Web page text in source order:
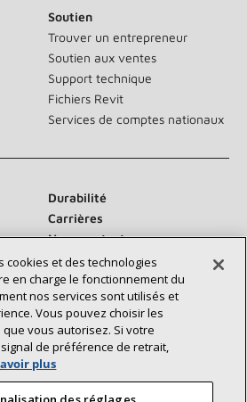
Soutien
Trouver un entrepreneur
Soutien aux ventes
Support technique
Fichiers Revit
Services de comptes nationaux
Durabilité
Carrières
Nous contacter
:
cookies et des technologies
en charge le fonctionnement du
nos services sont utilisés et
Vous pouvez choisir les
vous autorisez. Si votre
de préférence de retrait,
plus